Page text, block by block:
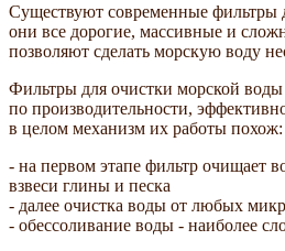
Существуют современные фильтры
они все дорогие, массивные и
позволяют сделать морскую воду
Фильтры для очистки морской воды
по производительности,
в целом механизм их работы похож:
- на первом этапе фильтр очищает
взвеси глины и песка
- далее очистка воды от любых
- обессоливание воды - наиболее